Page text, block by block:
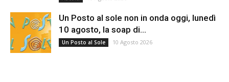
Un Posto al sole non in onda oggi, lunedì
10 agosto, la soap di...
Un Posto al Sole 10 Agosto 2026